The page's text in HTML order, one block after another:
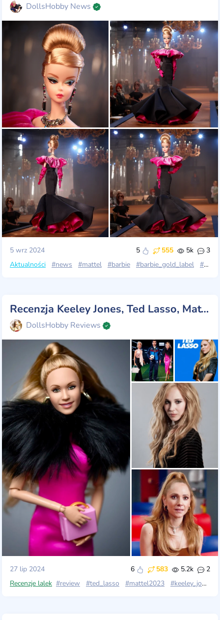
DollsHobby News
5 wrz 2024 5 555 5k
3
Aktualności
#news #mattel #barbie #barbie_gold_label #barbie_silkstone
Recenzja Keeley Jones, Ted Lasso, Mattel 2023
DollsHobby Reviews
27 lip 2024 6 583 5.2k
2
Recenzje lalek #review #ted_lasso #mattel2023 #keeley_jones